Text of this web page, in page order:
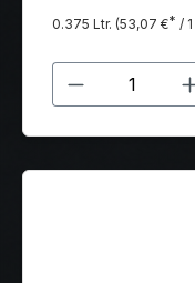
Restsüße und der
Rieslings. Ein
badischem
Gänseleber sowie
0.375 Ltr. (53,07 €* /
Produkt